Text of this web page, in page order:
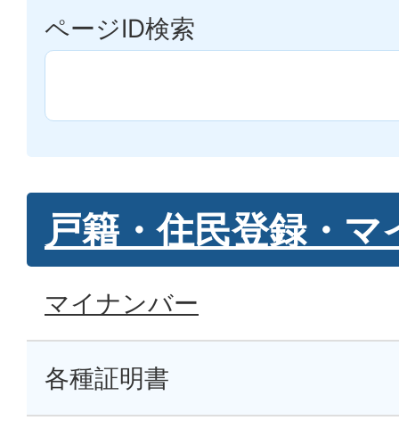
ページID検索
戸籍・住民登録・
マイナンバー
各種証明書